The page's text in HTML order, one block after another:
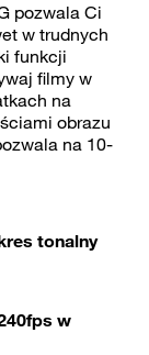
pozwala Ci
w trudnych
funkcji
filmy w
na
obrazu
na 10-
tonalny
w